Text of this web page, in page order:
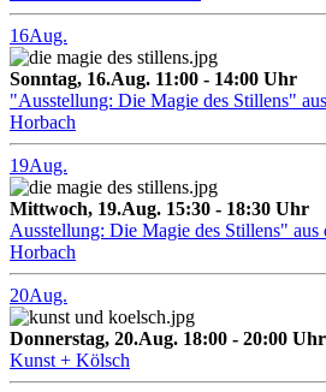
16Aug.
Sonntag, 16.Aug. 11:00 - 14:00 Uhr
"Ausstellung: Die Magie des Stillens"
Horbach
19Aug.
Mittwoch, 19.Aug. 15:30 - 18:30 Uhr
Ausstellung: Die Magie des Stillens" aus
Horbach
20Aug.
Donnerstag, 20.Aug. 18:00 - 20:00 Uhr
Kunst + Kölsch